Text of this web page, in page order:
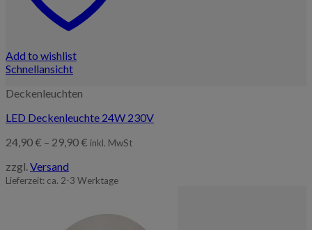
Add to wishlist
Schnellansicht
Deckenleuchten
LED Deckenleuchte 24W 230V
24,90€ – 29,90€ Preisspanne:
29,90 €
inkl. MwSt
zzgl. Versand
Lieferzeit: ca. 2-3 Werktage